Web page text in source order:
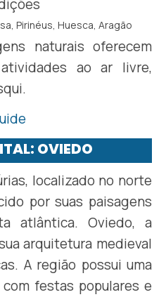
Pirinéus, Huesca, Aragão
naturais oferecem
ao ar livre,
OVIEDO
localizado no norte
por suas paisagens
atlântica. Oviedo, a
arquitetura medieval
A região possui uma
festas populares e